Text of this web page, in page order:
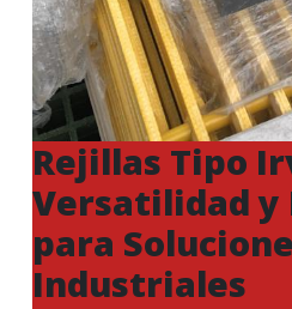
Rejillas Tipo
Versatilidad y
para
Industriales